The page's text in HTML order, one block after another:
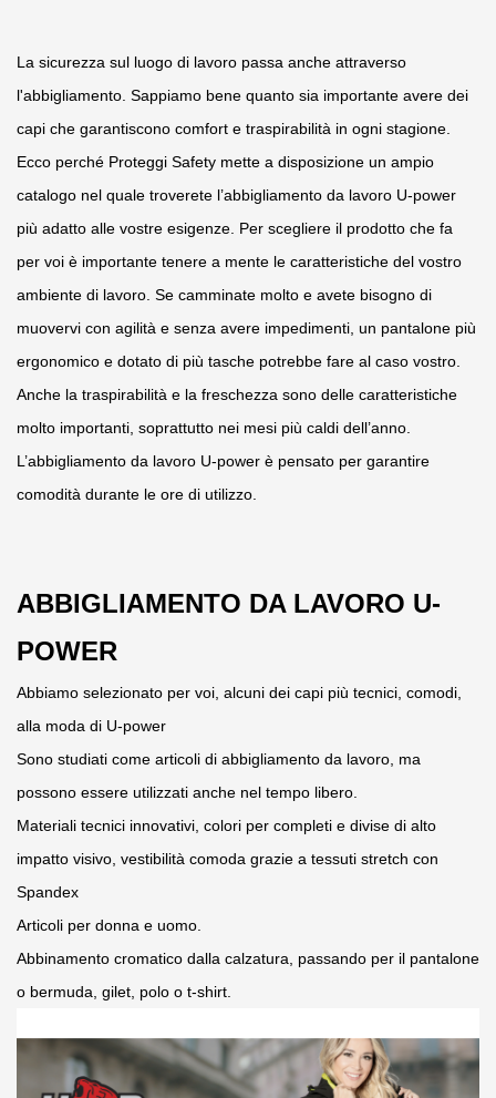
La sicurezza sul luogo di lavoro passa anche attraverso
l'abbigliamento. Sappiamo bene quanto sia importante avere dei
capi che garantiscono comfort e traspirabilità in ogni stagione.
Ecco perché Proteggi Safety mette a disposizione un ampio
catalogo nel quale troverete l’abbigliamento da lavoro U-power
più adatto alle vostre esigenze. Per scegliere il prodotto che fa
per voi è importante tenere a mente le caratteristiche del vostro
ambiente di lavoro. Se camminate molto e avete bisogno di
muovervi con agilità e senza avere impedimenti, un pantalone più
ergonomico e dotato di più tasche potrebbe fare al caso vostro.
Anche la traspirabilità e la freschezza sono delle caratteristiche
molto importanti, soprattutto nei mesi più caldi dell’anno.
L’abbigliamento da lavoro U-power è pensato per garantire
comodità durante le ore di utilizzo.
ABBIGLIAMENTO DA LAVORO U-
POWER
Abbiamo selezionato per voi, alcuni dei capi più tecnici, comodi,
alla moda di U-power
Sono studiati come articoli di abbigliamento da lavoro, ma
possono essere utilizzati anche nel tempo libero.
Materiali tecnici innovativi, colori per completi e divise di alto
impatto visivo, vestibilità comoda grazie a tessuti stretch con
Spandex
Articoli per donna e uomo.
Abbinamento cromatico dalla calzatura, passando per il pantalone
o bermuda, gilet, polo o t-shirt.